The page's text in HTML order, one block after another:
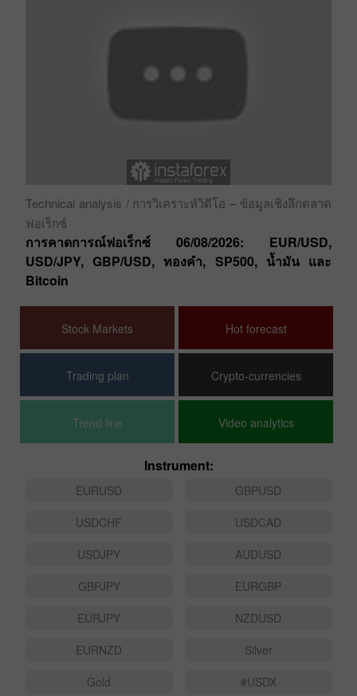
Technical analysis
/ การวิเคราะห์วิดีโอ – ข้อมูลเชิงลึกตลาด
ฟอเร็กซ์
การคาดการณ์ฟอเร็กซ์ 06/08/2026: EUR/USD,
USD/JPY, GBP/USD, ทองคำ, SP500, น้ำมัน และ
Bitcoin
Stock Markets Hot forecast
Trading plan Crypto-currencies
EURUSD
GBPUSD
USDCHF
USDCAD
USDJPY
AUDUSD
GBPJPY
EURGBP
EURJPY
NZDUSD
EURNZD
Silver